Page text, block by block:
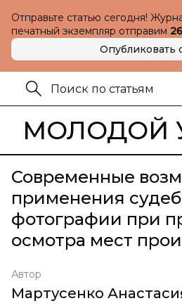
Отправьте статью сегодня!
печатный экземпляр отправим
Опубликовать
МОЛОДОЙ
Современные
применения
фотографии при
осмотра мест
Автор
Мартусенко